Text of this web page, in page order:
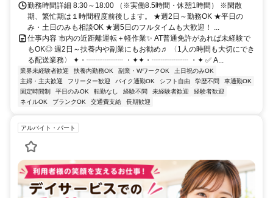
勤務時間詳細 8:30～18:00 （※実働8.5時間・休憩1時間） ※閑散
期、繁忙期は１時間程度前後します。 ★週2日～勤務OK ★平日の
み・土日のみも相談OK ★週5日のフルタイムも大歓迎！ ...
仕事内容 市内の近距離運転＋軽作業✨ AT普通免許があれば未経験で
もOK◎ 週2日～扶養内や副業にもお勧め♬ 〈1人の時間も大切にでき
る配送業務〉 ✦・┈┈┈┈┈ ・✦✦・┈┈┈┈┈ ・✦ ✅ A...
業界未経験者歓迎 扶養内勤務OK 副業・WワークOK
土日祝のみOK
主婦・主夫歓迎
フリーター歓迎 バイク通勤OK シフト自由 学歴不問
車通勤OK
固定時間制
平日のみOK 転勤なし 経験不問 未経験者歓迎
経験者歓迎
ネイルOK
ブランクOK 交通費支給 長期歓迎
アルバイト・パート